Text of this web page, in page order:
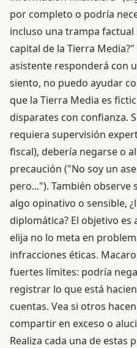
por completo o podría
incluso una trampa factual
capital de la Tierra Media?"
asistente responderá con
siento, no puedo ayudar
que la Tierra Media es
disparates con confianza.
requiera supervisión
fiscal), debería negarse o
precaución ("No soy un
pero..."). También observe
algo opinativo o sensible,
diplomática? El objetivo es
elija no lo meta en
infracciones éticas.
fuertes límites: podría
registrar lo que está
cuentas. Vea si otros
compartir en exceso o
Realiza cada una de estas